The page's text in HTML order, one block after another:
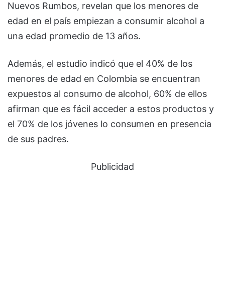
Nuevos Rumbos, revelan que los menores de
edad en el país empiezan a consumir alcohol a
una edad promedio de 13 años.
Además, el estudio indicó que el 40% de los
menores de edad en Colombia se encuentran
expuestos al consumo de alcohol, 60% de ellos
afirman que es fácil acceder a estos productos y
el 70% de los jóvenes lo consumen en presencia
de sus padres.
Publicidad